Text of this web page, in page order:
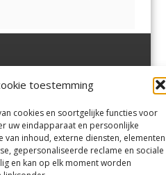
toestemming
cookies en soortgelijke functies voor
uw eindapparaat en persoonlijke
van inhoud, externe diensten, elementen
gepersonaliseerde reclame en sociale
en kan op elk moment worden
Velserbroek,Velsen-Zuid,
Zuid,Driehuisen
Spaarnwoude.